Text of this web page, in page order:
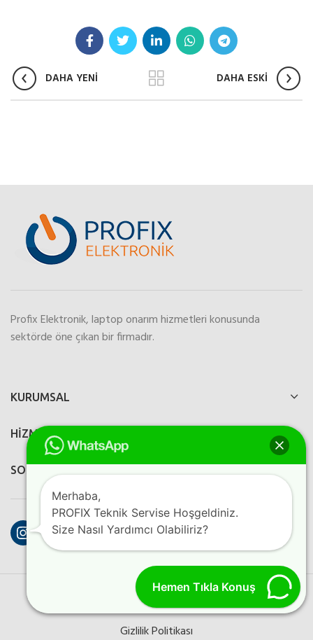
DAHA YENİ DAHA ESKİ
Profix Elektronik, laptop onarım hizmetleri konusunda
sektörde öne çıkan bir firmadır.
KURUMSAL
HİZMETLERİMİZ
SOSYAL MEDYA
Instagram
Facebook
YouTube
2023 Perfection Dijital AjansKreatif
Programlama
Gizlilik Politikası
Hemen Tıkla Konuş
Merhaba,
PROFIX Teknik Servise Hoşgeldiniz.
Size Nasıl Yardımcı Olabiliriz?